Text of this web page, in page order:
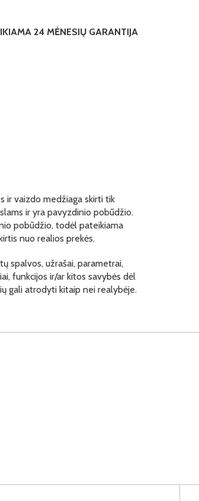
24 MĖNESIŲ GARANTIJA
ir vaizdo medžiaga skirti tik
ir yra pavyzdinio pobūdžio.
pobūdžio, todėl pateikiama
nuo realios prekės.
spalvos, užrašai, parametrai,
funkcijos ir/ar kitos savybės dėl
gali atrodyti kitaip nei realybėje.